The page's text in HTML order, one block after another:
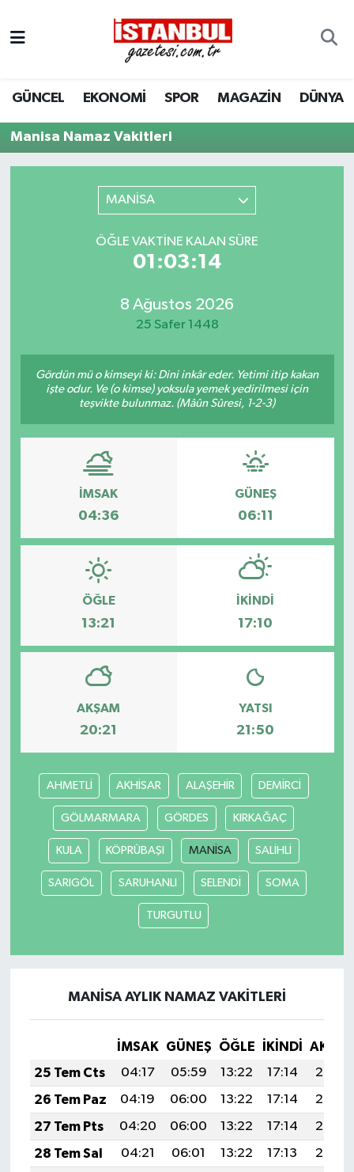
GÜNCEL EKONOMİ SPOR MAGAZİN DÜNYA
Manisa Namaz Vakitleri
MANİSA
ÖĞLE VAKTINE KALAN SÜRE
01:03:14
8 Ağustos 2026
25 Safer 1448
Gördün mü o kimseyi ki: Dini inkâr eder. Yetimi itip kakan
işte odur. Ve (o kimse) yoksula yemek yedirilmesi için
teşvikte bulunmaz. (Mâûn Sûresi, 1-2-3)
İMSAK
04:36
GÜNEŞ
06:11
ÖĞLE
13:21
İKINDI
17:10
AKŞAM
20:21
YATSI
21:50
AHMETLİ AKHİSAR ALAŞEHİR DEMİRCİ
GÖLMARMARA GÖRDES KIRKAĞAÇ
KULA KÖPRÜBAŞI MANİSA SALİHLİ
SARIGÖL SARUHANLI SELENDİ SOMA
TURGUTLU
MANİSA AYLIK NAMAZ VAKITLERI
İMSAK GÜNEŞ ÖĞLE İKINDI
25 Tem Cts
04:17 05:59 13:22 17:14
20:35
26 Tem Paz
04:19 06:00 13:22 17:14
20:34
27 Tem Pts
04:20 06:00 13:22 17:14
20:33
28 Tem Sal
04:21 06:01 13:22 17:13
20:33
EKONOMİ
İSTANBUL
KÜLTÜR SANAT
BİLİM VE TEKNOLOJİ
OTOMOBİL
KURUMSAL
Nöbetçi Eczaneler
Hava Durumu
Trafik Durumu
Son Dakika Haberleri